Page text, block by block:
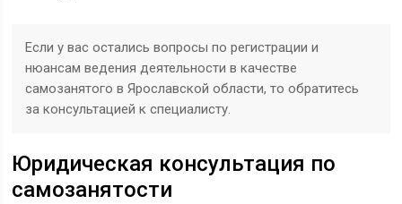
Если у вас остались вопросы по регистрации и
нюансам ведения деятельности в качестве
самозанятого в Ярославской области, то обратитесь
за консультацией к специалисту.
Юридическая консультация по
самозанятости